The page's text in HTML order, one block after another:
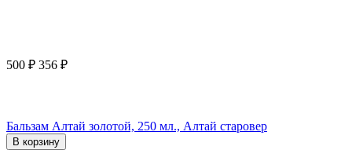
500 ₽ 356 ₽
Бальзам Алтай золотой, 250 мл., Алтай старовер
В корзину